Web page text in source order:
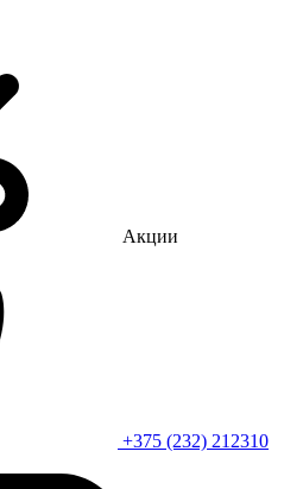
Акции
+375 (232) 212310